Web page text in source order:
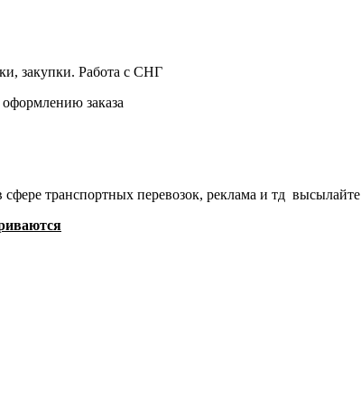
закупки. Работа с СНГ
заказа
транспортных перевозок, реклама и тд высылайте